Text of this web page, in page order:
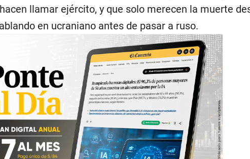
llamar ejército, y que solo merecen la muerte
en ucraniano antes de pasar a ruso.